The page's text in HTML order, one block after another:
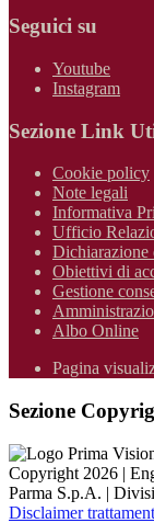
Seguici su
Youtube
Instagram
Sezione Link
Cookie policy
Note legali
Informativa
Ufficio
Dichiarazione
Obiettivi di
Gestione
Albo Online
Pagina
Sezione
Copyright 2026 |
Parma S.p.A. |
Disclaimer